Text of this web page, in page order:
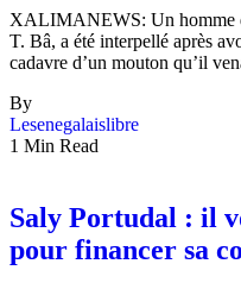
XALIMANEWS: Un homme
T. Bâ, a été interpellé après
cadavre d’un mouton qu’il
By
Lesenegalaislibre
1 Min Read
Saly Portudal : il
pour financer sa